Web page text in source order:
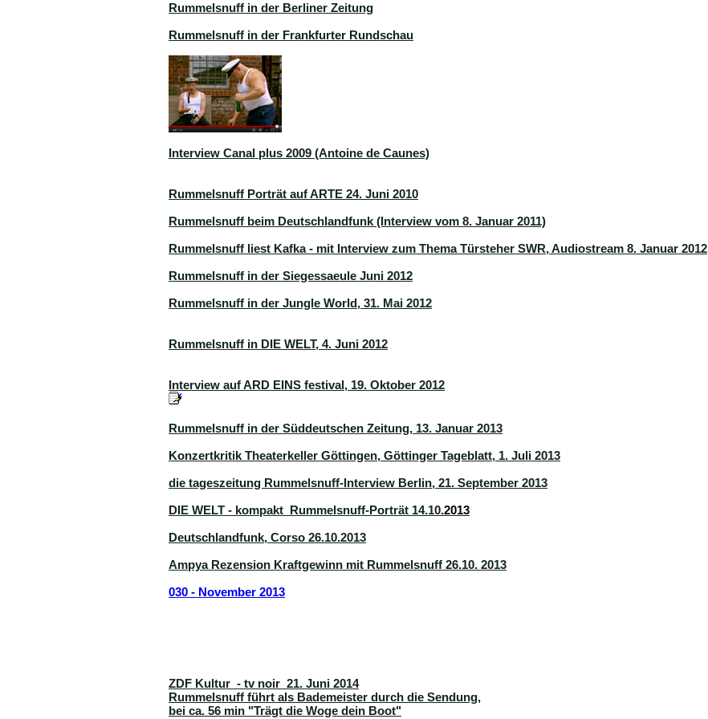
Rummelsnuff in der Berliner Zeitung
Rummelsnuff in der Frankfurter Rundschau
Interview Canal plus 2009 (Antoine de Caunes)
Rummelsnuff Porträt auf ARTE 24. Juni 2010
Rummelsnuff beim Deutschlandfunk (Interview vom 8. Januar 2011)
Rummelsnuff liest Kafka - mit Interview zum Thema Türsteher SWR, Audiostream 8. Januar 2012
Rummelsnuff in der Siegessaeule Juni 2012
Rummelsnuff in der Jungle World, 31. Mai 2012
Rummelsnuff in DIE WELT, 4. Juni 2012
Interview auf ARD EINS festival, 19. Oktober 2012
Rummelsnuff in der Süddeutschen Zeitung, 13. Januar 2013
Konzertkritik Theaterkeller Göttingen, Göttinger Tageblatt, 1. Juli 2013
die tageszeitung Rummelsnuff-Interview Berlin, 21. September 2013
DIE WELT - kompakt Rummelsnuff-Porträt 14.10.2013
Deutschlandfunk, Corso 26.10.2013
Ampya Rezension Kraftgewinn mit Rummelsnuff 26.10. 2013
030 - November 2013
ZDF Kultur - tv noir 21. Juni 2014
Rummelsnuff führt als Bademeister durch die Sendung,
bei ca. 56 min "Trägt die Woge dein Boot"